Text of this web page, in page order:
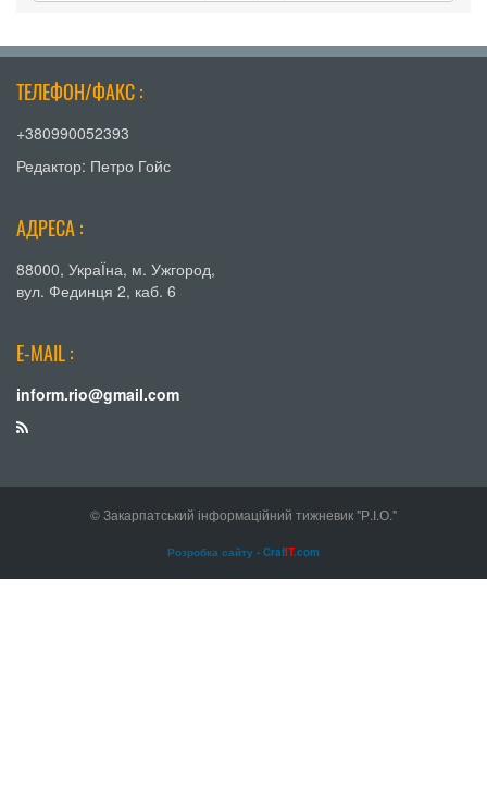
ТЕЛЕФОН/ФАКС :
+380990052393
Редактор: Петро Гойс
АДРЕСА :
88000, УкраЇна, м. Ужгород,
вул. Фединця 2, каб. 6
E-MAIL :
inform.rio@gmail.com
© Закарпатський інформаційний тижневик "Р.І.О."
Розробка сайту - CrafIT.com